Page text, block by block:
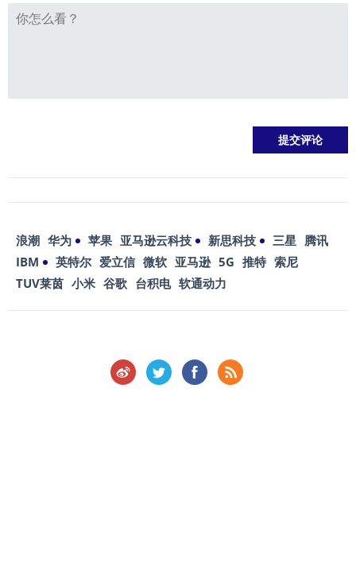
浪潮 华为 苹果 亚马逊云科技 新思科技 三星 腾讯
IBM
英特尔 爱立信 微软 亚马逊 5G 推特 索尼
TUV莱茵 小米 谷歌 台积电 软通动力